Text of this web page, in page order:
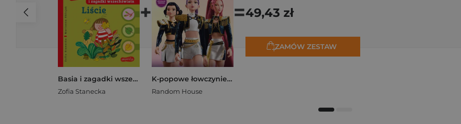
Basia i zagadki wszechświata. Liście
Zofia Stanecka
+
K-popowe łowczynie demonów. Mój golden journal. Oficjalny dziennik
Random House
=49,43 zł
ZAMÓW ZESTAW